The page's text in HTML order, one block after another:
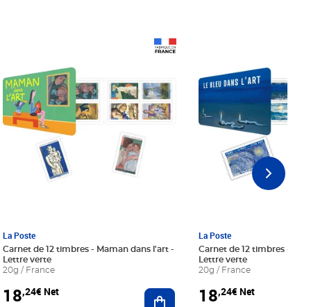
au panier
La Poste
Carnet de 12 timbres - Maman dans l'art -
Lettre verte
20g / France
18,24€ Net Ajouter au panier
La Poste
Carnet de 12 timbres - Le
Lettre verte
20g / France
18,24€ Net